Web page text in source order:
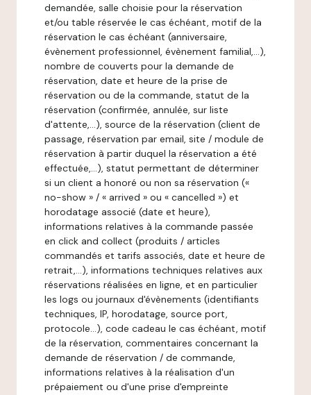
demandée, salle choisie pour la réservation
et/ou table réservée le cas échéant, motif de la
réservation le cas échéant (anniversaire,
évènement professionnel, évènement familial,…),
nombre de couverts pour la demande de
réservation, date et heure de la prise de
réservation ou de la commande, statut de la
réservation (confirmée, annulée, sur liste
d'attente,…), source de la réservation (client de
passage, réservation par email, site / module de
réservation à partir duquel la réservation a été
effectuée,…), statut permettant de déterminer
si un client a honoré ou non sa réservation («
no-show » / « arrived » ou « cancelled ») et
horodatage associé (date et heure),
informations relatives à la commande passée
en click and collect (produits / articles
commandés et tarifs associés, date et heure de
retrait,…), informations techniques relatives aux
réservations réalisées en ligne, et en particulier
les logs ou journaux d'évènements (identifiants
techniques, IP, horodatage, source port,
protocole…), code cadeau le cas échéant, motif
de la réservation, commentaires concernant la
demande de réservation / de commande,
informations relatives à la réalisation d'un
prépaiement ou d'une prise d'empreinte